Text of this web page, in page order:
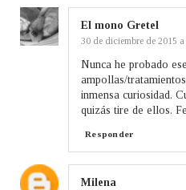
El mono Gretel
30 de diciembre de 2015
Nunca he probado
ampollas/
inmensa curiosidad.
quizás tire de ellos.
Responder
Milena